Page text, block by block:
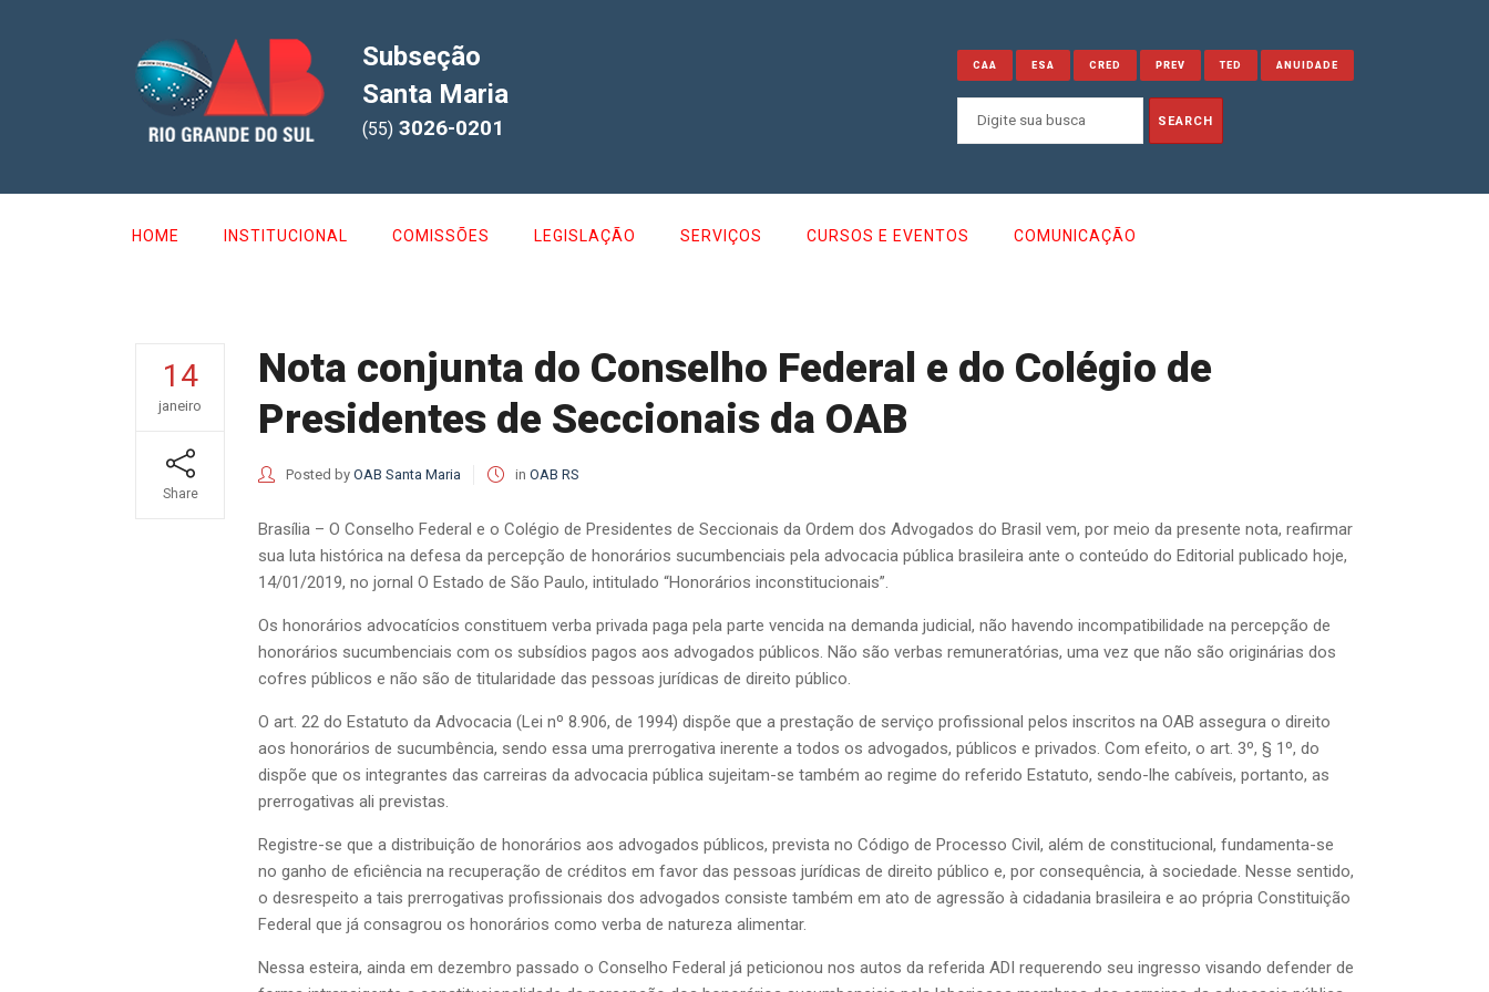
Subseção
Santa Maria
(55) 3026-0201
CAA ESA CRED PREV TED ANUIDADE
HOME INSTITUCIONAL COMISSÕES LEGISLAÇÃO SERVIÇOS CURSOS E EVENTOS COMUNICAÇÃO
14
janeiro
Share
Nota conjunta do Conselho Federal e do Colégio de
Presidentes de Seccionais da OAB
Posted by OAB Santa Maria in OAB RS
Brasília – O Conselho Federal e o Colégio de Presidentes de Seccionais da Ordem dos Advogados do Brasil vem, por meio da presente nota, reafirmar
sua luta histórica na defesa da percepção de honorários sucumbenciais pela advocacia pública brasileira ante o conteúdo do Editorial publicado hoje,
14/01/2019, no jornal O Estado de São Paulo, intitulado “Honorários inconstitucionais”.
Os honorários advocatícios constituem verba privada paga pela parte vencida na demanda judicial, não havendo incompatibilidade na percepção de
honorários sucumbenciais com os subsídios pagos aos advogados públicos. Não são verbas remuneratórias, uma vez que não são originárias dos
cofres públicos e não são de titularidade das pessoas jurídicas de direito público.
O art. 22 do Estatuto da Advocacia (Lei nº 8.906, de 1994) dispõe que a prestação de serviço profissional pelos inscritos na OAB assegura o direito
aos honorários de sucumbência, sendo essa uma prerrogativa inerente a todos os advogados, públicos e privados. Com efeito, o art. 3º, § 1º, do
dispõe que os integrantes das carreiras da advocacia pública sujeitam-se também ao regime do referido Estatuto, sendo-lhe cabíveis, portanto, as
prerrogativas ali previstas.
Registre-se que a distribuição de honorários aos advogados públicos, prevista no Código de Processo Civil, além de constitucional, fundamenta-se
no ganho de eficiência na recuperação de créditos em favor das pessoas jurídicas de direito público e, por consequência, à sociedade. Nesse sentido,
o desrespeito a tais prerrogativas profissionais dos advogados consiste também em ato de agressão à cidadania brasileira e ao própria Constituição
Federal que já consagrou os honorários como verba de natureza alimentar.
Nessa esteira, ainda em dezembro passado o Conselho Federal já peticionou nos autos da referida ADI requerendo seu ingresso visando defender de